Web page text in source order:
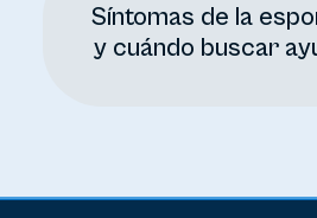
Síntomas de la
y cuándo buscar